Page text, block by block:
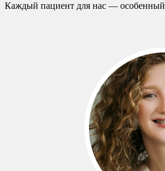
Каждый пациент для нас — особенный